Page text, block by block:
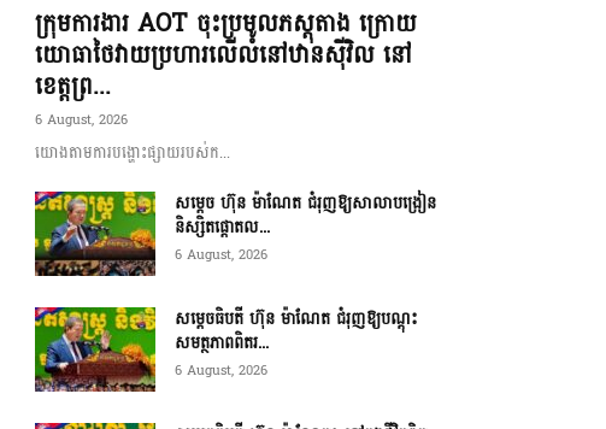
ក្រុមការងារ AOT ចុះប្រមូលភស្តុតាង ក្រោយ
យោធាថៃវាយប្រហារលើលំនៅឋានស៊ីវិល នៅ
ខេត្តព្រ...
6 August, 2026
យោងតាមការបង្ហោះផ្សាយរបស់ក...
សម្តេច ហ៊ុន ម៉ាណែត ជំរុញឱ្យសាលាបង្រៀន
និស្សិតផ្តោតល...
6 August, 2026
សម្តេចធិបតី ហ៊ុន ម៉ាណែត ជំរុញឱ្យបណ្តុះ
សមត្ថភាពពិតរ...
6 August, 2026